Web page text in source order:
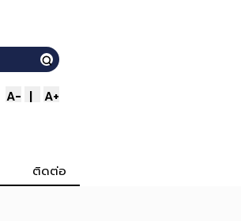
A- | A+
ติดต่อ